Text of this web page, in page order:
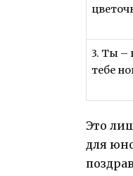
3. Ты –
тебе
Это
для